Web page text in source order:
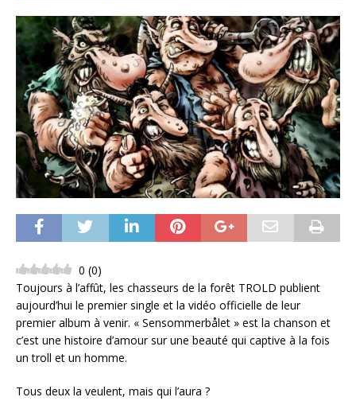
0 (0)
Toujours à l’affût, les chasseurs de la forêt TROLD publient
aujourd’hui le premier single et la vidéo officielle de leur
premier album à venir. « Sensommerbålet » est la chanson et
c’est une histoire d’amour sur une beauté qui captive à la fois
un troll et un homme.
Tous deux la veulent, mais qui l’aura ?